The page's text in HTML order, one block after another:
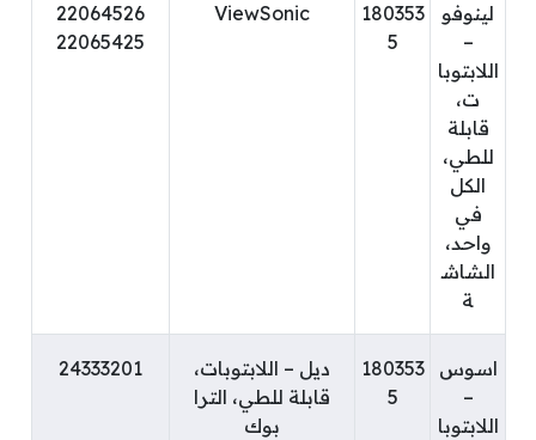
لينوفو
–
اللابتوبا
ت،
قابلة
للطي،
الكل
في
واحد،
الشاش
ة
180353
5
ViewSonic
22064526
22065425
اسوس
–
اللابتوبا
180353
5
ديل – اللابتوبات،
قابلة للطي، الترا
بوك
24333201